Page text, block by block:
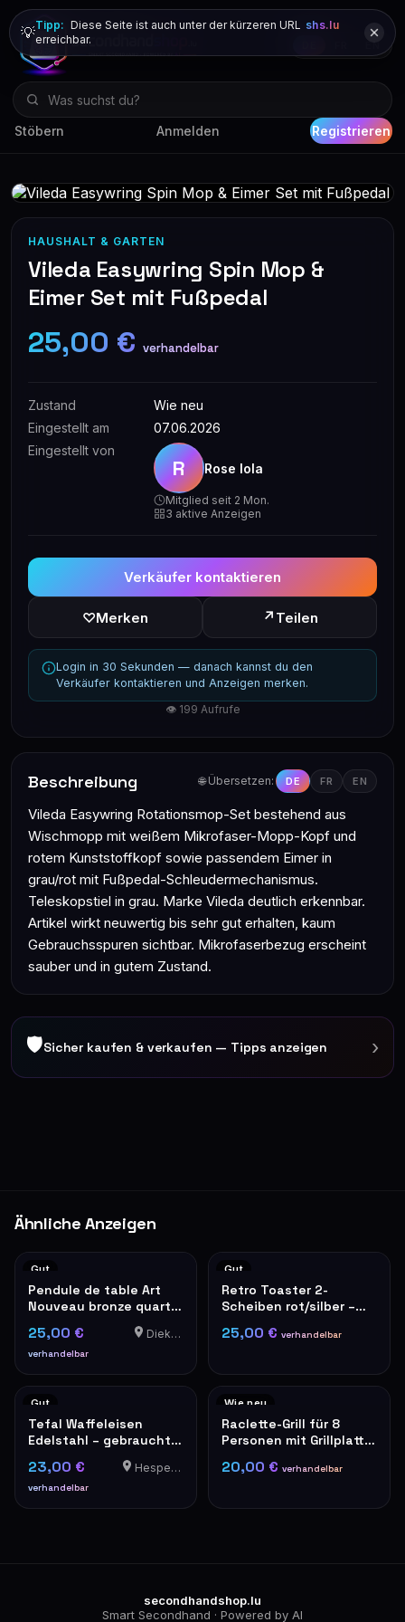
Stöbern Anmelden Registrieren
💡Tipp: Diese Seite ist auch unter der kürzeren URL shs.lu
erreichbar.
HAUSHALT & GARTEN
Vileda Easywring Spin Mop &
Eimer Set mit Fußpedal
25,00 € verhandelbar
Zustand
Wie neu
Eingestellt am
07.06.2026
Eingestellt von
R Rose lola
Mitglied seit 2 Mon.
3 aktive Anzeigen
Verkäufer kontaktieren
♡Merken ↗ Teilen
Login in 30 Sekunden — danach kannst du den
Verkäufer kontaktieren und Anzeigen merken.
👁 199 Aufrufe
Beschreibung 🌐 Übersetzen: DE FR EN
Vileda Easywring Rotationsmop-Set bestehend aus
Wischmopp mit weißem Mikrofaser-Mopp-Kopf und
rotem Kunststoffkopf sowie passendem Eimer in
grau/rot mit Fußpedal-Schleudermechanismus.
Teleskopstiel in grau. Marke Vileda deutlich erkennbar.
Artikel wirkt neuwertig bis sehr gut erhalten, kaum
Gebrauchsspuren sichtbar. Mikrofaserbezug erscheint
sauber und in gutem Zustand.
🛡Sicher kaufen & verkaufen — Tipps anzeigen ›
Ähnliche Anzeigen
Gut
Pendule de table Art
Nouveau bronze quartz
roses décoratives
25,00 €
verhandelbar
Diekirch
Gut
Retro Toaster 2-
Scheiben rot/silber –
25,00 € verhandelbar
Gut
Tefal Waffeleisen
Edelstahl – gebraucht,
23,00 €
verhandelbar
Hesperange
Wie neu
Raclette-Grill für 8
Personen mit Grillplatte,
20,00 € verhandelbar
secondhandshop.lu
Smart Secondhand · Powered by AI